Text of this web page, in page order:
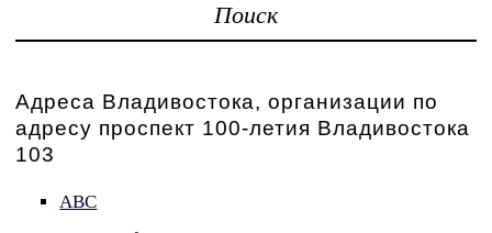
Поиск
Адреса Владивостока, организации по
адресу проспект 100-летия Владивостока
103
ABC